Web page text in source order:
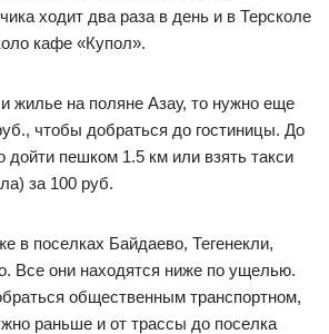
ходит два раза в день и в Терсколе
кафе «Купол».
жилье на поляне Азау, то нужно еще
чтобы добраться до гостиницы. До
дойти пешком 1.5 км или взять такси
за 100 руб.
в поселках Байдаево, Тегенекли,
Все они находятся ниже по ущелью.
общественным транспортном,
раньше и от трассы до поселка